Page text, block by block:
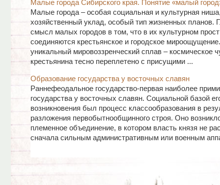
Малые города Сибирского края. Понятие «малый
Малые города – особая социальная и культурная
хозяйственный уклад, особый тип жизненных планов.
смысл малых городов в том, что в их культурном
соединяются крестьянское и городское
уникальный мировоззренческий сплав – космическое
крестьянина тесно переплетено с присущими ...
Образование государства у восточных славян
Раннефеодальное государство-первая наиболее
государства у восточных славян. Социальной базой
возникновения был процесс классообразования в
разложения первобытнообщинного строя. Оно
племенное объединение, в котором власть князя не
сначала сильным административным или военным